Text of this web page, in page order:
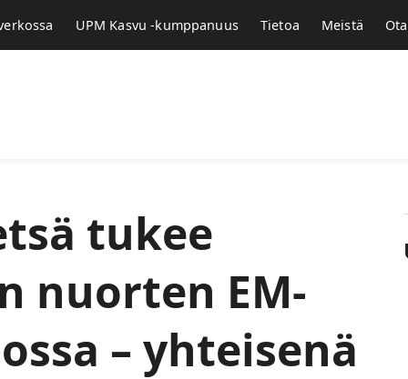
UPM Kasvu -kumppanuus Tietoa Meistä
tukee
nuorten EM-
– yhteisenä